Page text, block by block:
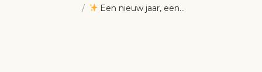
Een nieuw jaar, een…